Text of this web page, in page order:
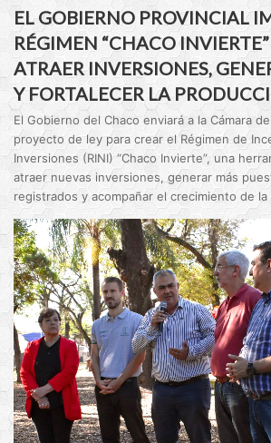
EL GOBIERNO PROVINCIAL
RÉGIMEN “CHACO
ATRAER INVERSIONES,
Y FORTALECER LA
El Gobierno del Chaco enviará a la Cámara
proyecto de ley para crear el Régimen de
Inversiones (RINI) “Chaco Invierte”, una
atraer nuevas inversiones, generar más
registrados y acompañar el crecimiento de